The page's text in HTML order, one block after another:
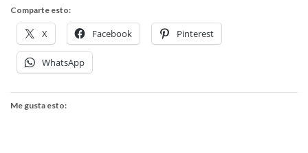
Comparte esto:
X Facebook Pinterest
WhatsApp
Me gusta esto: